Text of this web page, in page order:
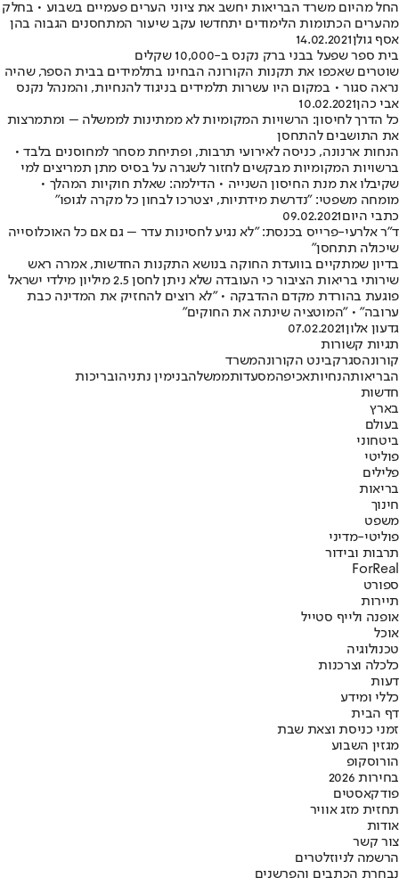
החל מהיום משרד הבריאות יחשב את ציוני הערים פעמיים בשבוע • בחלק
מהערים הכתומות הלימודים יתחדשו עקב שיעור המתחסנים הגבוה בהן
אסף גולן14.02.2021
בית ספר שפעל בבני ברק נקנס ב-10,000 שקלים
שוטרים שאכפו את תקנות הקורונה הבחינו בתלמידים בבית הספר, שהיה
נראה סגור • במקום היו עשרות תלמידים בניגוד להנחיות, והמנהל נקנס
אבי כהן10.02.2021
כל הדרך לחיסון: הרשויות המקומיות לא ממתינות לממשלה – ומתמרצות
את התושבים להתחסן
הנחות ארנונה, כניסה לאירועי תרבות, ופתיחת מסחר למחוסנים בלבד •
ברשויות המקומיות מבקשים לחזור לשגרה על בסיס מתן תמריצים למי
שקיבלו את מנת החיסון השנייה • הדילמה: שאלת חוקיות המהלך •
מומחה משפטי: "נדרשת מידתיות, יצטרכו לבחון כל מקרה לגופו"
כתבי היום09.02.2021
ד"ר אלרעי-פרייס בכנסת: "לא נגיע לחסינות עדר – גם אם כל האוכלוסייה
שיכולה תתחסן"
בדיון שמתקיים בוועדת החוקה בנושא התקנות החדשות, אמרה ראש
שירותי בריאות הציבור כי העובדה שלא ניתן לחסן 2.5 מיליון מילדי ישראל
פוגעת בהורדת מקדם ההדבקה • "לא רוצים להחזיק את המדינה כבת
ערובה" • "המוטציה שינתה את החוקים"
גדעון אלון07.02.2021
תגיות קשורות
קורונהסגרקבינט הקורונהמשרד
הבריאותהנחיותאכיפהמסעדותממשלהבנימין נתניהובריכות
חדשות
בארץ
בעולם
ביטחוני
פוליטי
פלילים
בריאות
חינוך
משפט
פוליטי-מדיני
תרבות ובידור
ForReal
ספורט
תיירות
אופנה ולייף סטייל
אוכל
טכנולוגיה
כלכלה וצרכנות
דעות
כללי ומידע
דף הבית
זמני כניסת וצאת שבת
מגזין השבוע
הורוסקופ
בחירות 2026
פודקאסטים
תחזית מזג אוויר
אודות
צור קשר
הרשמה לניוזלטרים
נבחרת הכתבים והפרשנים